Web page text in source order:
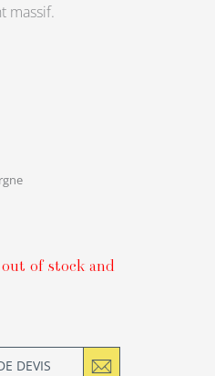
massif.
of stock and
DEVIS